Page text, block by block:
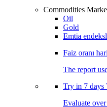
Commodities
Oil
Gold
Emtia
Faiz oranı
The report
Try in 7 days
Evaluate over